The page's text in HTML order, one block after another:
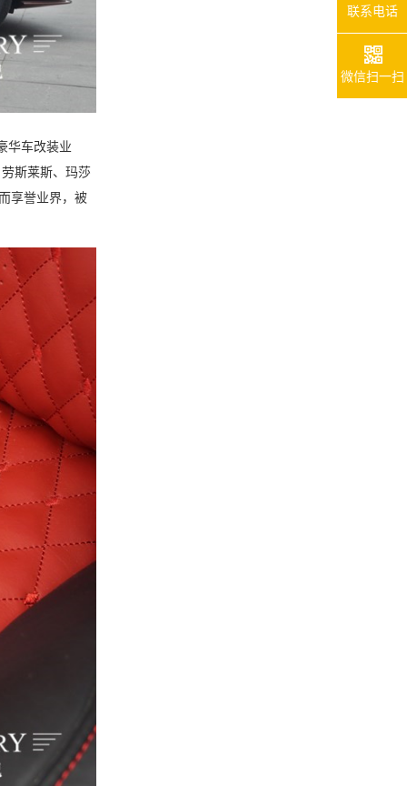
华车改装业
斯莱斯、玛莎
享誉业界，被
联系电话
微信扫一扫